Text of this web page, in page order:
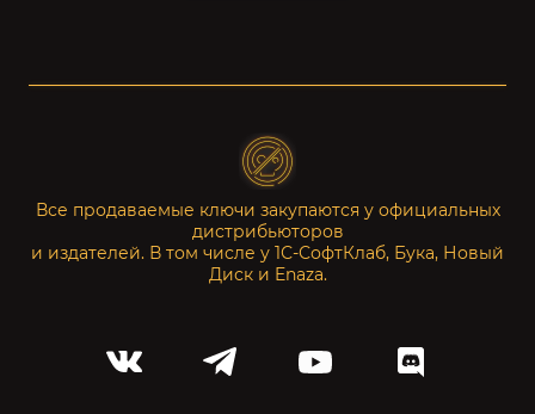
Все продаваемые ключи закупаются у официальных
дистрибьюторов
и издателей. В том числе у 1С-СофтКлаб, Бука, Новый
Диск и Enaza.